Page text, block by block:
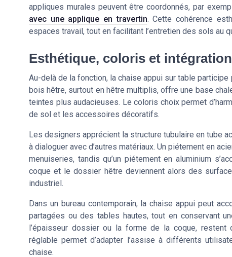
appliques murales peuvent être coordonnés, par
avec une applique en travertin. Cette cohérence
espaces travail, tout en facilitant l’entretien des sols au
Esthétique, coloris et
Au-delà de la fonction, la chaise appui sur table
bois hêtre, surtout en hêtre multiplis, offre une base
teintes plus audacieuses. Le coloris choix permet
de sol et les accessoires décoratifs.
Les designers apprécient la structure tubulaire en tube
à dialoguer avec d’autres matériaux. Un piétement en
menuiseries, tandis qu’un piétement en aluminium
coque et le dossier hêtre deviennent alors des
industriel.
Dans un bureau contemporain, la chaise appui peut
partagées ou des tables hautes, tout en conservant
l’épaisseur dossier ou la forme de la coque,
réglable permet d’adapter l’assise à différents
chaise.